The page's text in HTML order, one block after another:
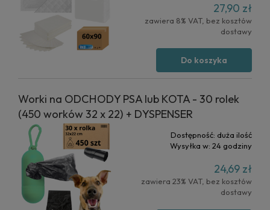
27,90 zł
zawiera 8% VAT, bez kosztów
dostawy
Do koszyka
Worki na ODCHODY PSA lub KOTA - 30 rolek
(450 worków 32 x 22) + DYSPENSER
Dostępność: duża ilość
Wysyłka w: 24 godziny
24,69 zł
zawiera 23% VAT, bez kosztów
dostawy